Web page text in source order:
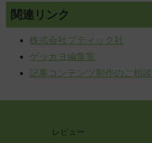
関連リンク
株式会社ブティック社
ゲッカヨ編集室
記事コンテンツ制作のご相談
レビュー